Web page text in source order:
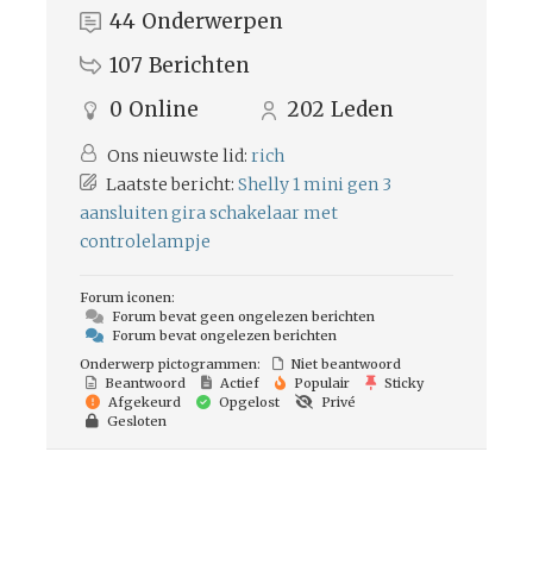
44 Onderwerpen
107 Berichten
0 Online 202 Leden
Ons nieuwste lid: rich
Laatste bericht: Shelly 1 mini gen 3
aansluiten gira schakelaar met
controlelampje
Forum iconen:
Forum bevat geen ongelezen berichten
Forum bevat ongelezen berichten
Onderwerp pictogrammen:
Niet beantwoord
Beantwoord
Actief Populair
Sticky
Afgekeurd
Opgelost
Privé
Gesloten